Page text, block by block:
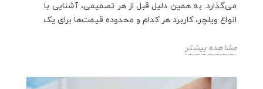
می‌گذارد. به همین دلیل قبل از هر تصمیمی، آشنایی با
انواع ویلچر، کاربرد هر کدام و محدوده قیمت‌ها برای یک
مشاهده بیشتر